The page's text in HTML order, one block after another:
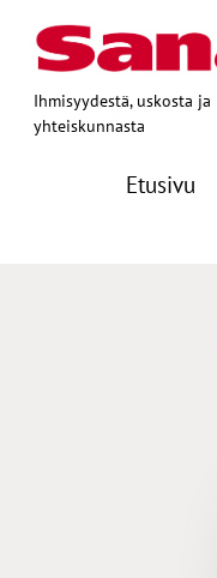
Ihmisyydestä, uskosta ja
yhteiskunnasta
Etusivu